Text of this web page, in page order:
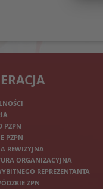
PZPN
PZPN
REWIZYJNA
ORGANIZACYJNA
REPREZENTANTA
ZPN